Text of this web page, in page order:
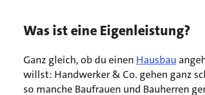
Was ist eine Eigenleistung?
Ganz gleich, ob du einen Hausbau
willst: Handwerker & Co. gehen ganz
so manche Baufrauen und Bauherren